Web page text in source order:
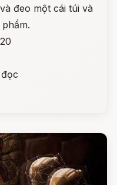
đeo một cái túi và